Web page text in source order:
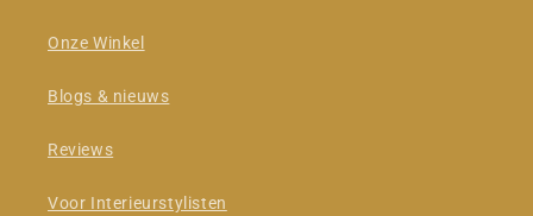
Onze Winkel
Blogs & nieuws
Reviews
Voor Interieurstylisten